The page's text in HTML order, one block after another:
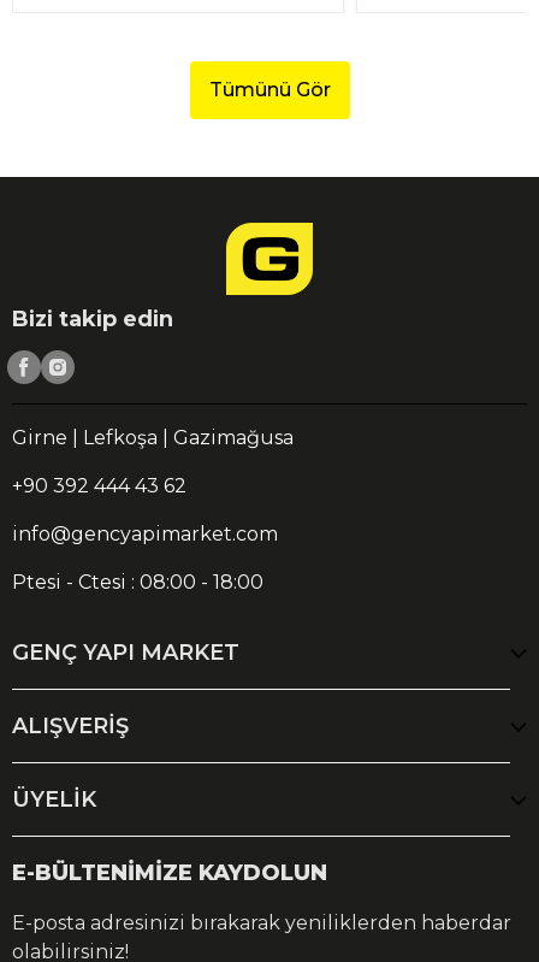
Tümünü Gör
Bizi takip edin
Girne | Lefkoşa | Gazimağusa
+90 392 444 43 62
info@gencyapimarket.com
Ptesi - Ctesi : 08:00 - 18:00
GENÇ YAPI MARKET
ALIŞVERİŞ
ÜYELİK
E-BÜLTENİMİZE KAYDOLUN
E-posta adresinizi bırakarak yeniliklerden haberdar
olabilirsiniz!